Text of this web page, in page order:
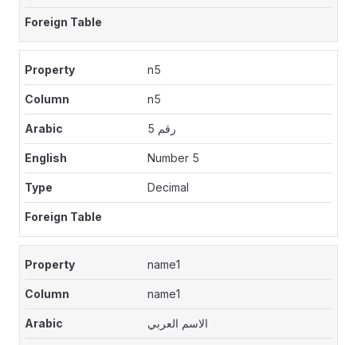
n5
n5
رقم 5
Number 5
Decimal
name1
name1
الاسم العربي